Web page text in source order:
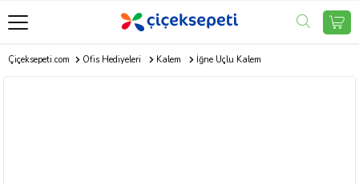
Çiçeksepeti.com Ofis Hediyeleri Kalem İğne Uçlu Kalem